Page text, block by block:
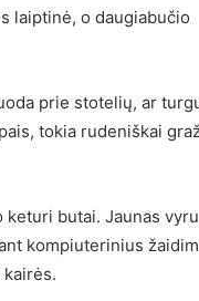
laiptinė, o daugiabučio
prie stotelių, ar
tokia rudeniškai
butai. Jaunas
kompiuterinius